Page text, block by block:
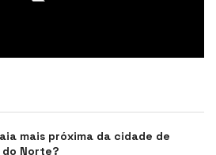
mais próxima da cidade de
Norte?